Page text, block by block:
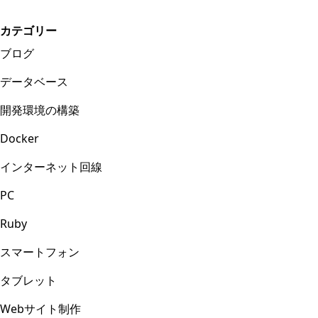
カテゴリー
ブログ
データベース
開発環境の構築
Docker
インターネット回線
PC
Ruby
スマートフォン
タブレット
Webサイト制作